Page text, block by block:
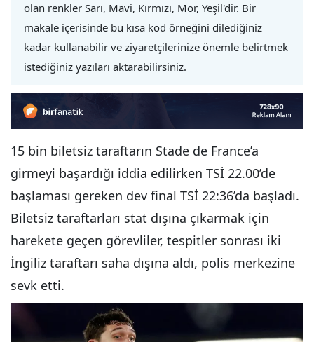
olan renkler Sarı, Mavi, Kırmızı, Mor, Yeşil'dir. Bir
makale içerisinde bu kısa kod örneğini dilediğiniz
kadar kullanabilir ve ziyaretçilerinize önemle belirtmek
istediğiniz yazıları aktarabilirsiniz.
15 bin biletsiz taraftarın Stade de France’a
girmeyi başardığı iddia edilirken TSİ 22.00’de
başlaması gereken dev final TSİ 22:36’da başladı.
Biletsiz taraftarları stat dışına çıkarmak için
harekete geçen görevliler, tespitler sonrası iki
İngiliz taraftarı saha dışına aldı, polis merkezine
sevk etti.